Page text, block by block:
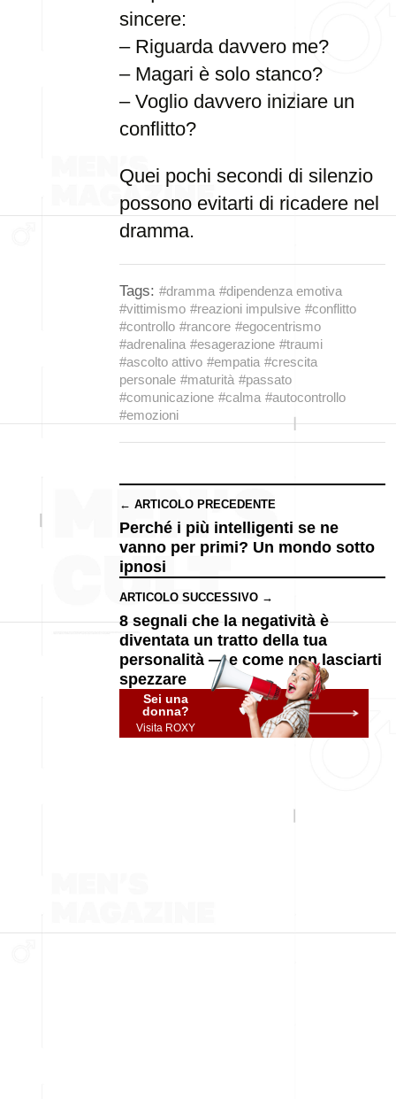
sincere:
– Riguarda davvero me?
– Magari è solo stanco?
– Voglio davvero iniziare un
conflitto?
Quei pochi secondi di silenzio
possono evitarti di ricadere nel
dramma.
Tags: #dramma #dipendenza emotiva
#vittimismo #reazioni impulsive #conflitto
#controllo #rancore #egocentrismo
#adrenalina #esagerazione #traumi
#ascolto attivo #empatia #crescita
personale #maturità #passato
#comunicazione #calma #autocontrollo
#emozioni
← ARTICOLO PRECEDENTE
Perché i più intelligenti se ne
vanno per primi? Un mondo sotto
ipnosi
ARTICOLO SUCCESSIVO →
8 segnali che la negatività è
diventata un tratto della tua
personalità — e come non lasciarti
spezzare
Sei una
donna?
Visita ROXY